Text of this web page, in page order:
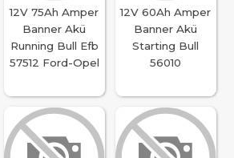
12V 75Ah Amper
Banner Akü
Running Bull Efb
57512 Ford-Opel
12V 60Ah Amper
Banner Akü
Starting Bull
56010